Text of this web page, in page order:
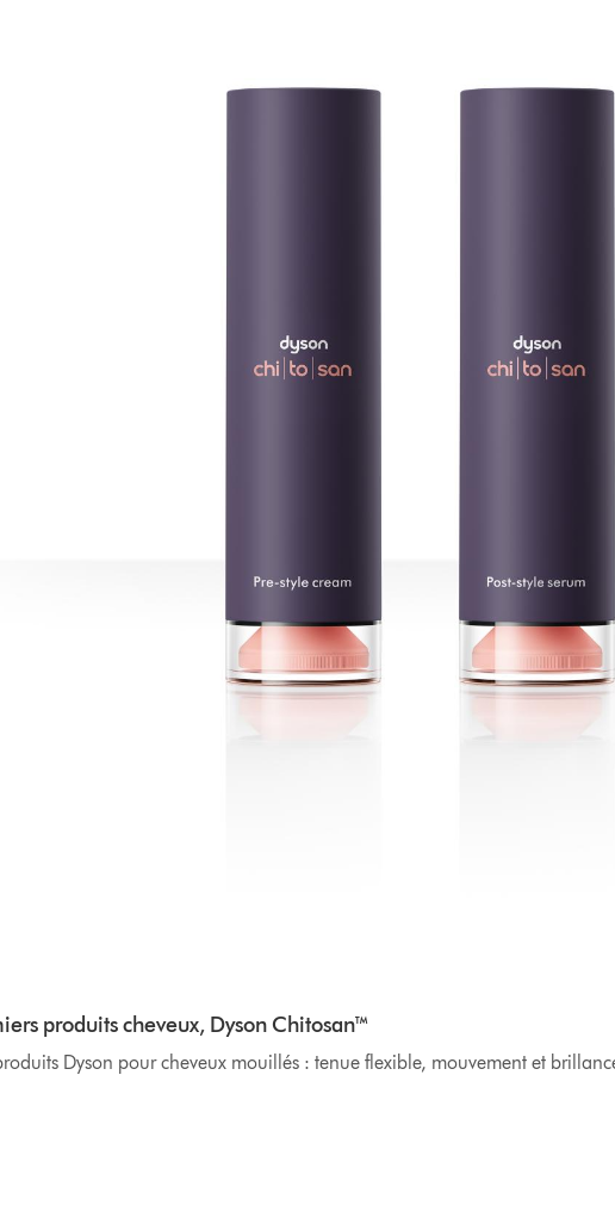
produits cheveux, Dyson Chitosan™
Dyson pour cheveux mouillés : tenue flexible, mouvement et